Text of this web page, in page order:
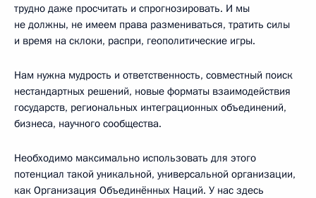
трудно даже просчитать и спрогнозировать. И мы
не должны, не имеем права размениваться, тратить силы
и время на склоки, распри, геополитические игры.
Нам нужна мудрость и ответственность, совместный поиск
нестандартных решений, новые форматы взаимодействия
государств, региональных интеграционных объединений,
бизнеса, научного сообщества.
Необходимо максимально использовать для этого
потенциал такой уникальной, универсальной организации,
как Организация Объединённых Наций. У нас здесь